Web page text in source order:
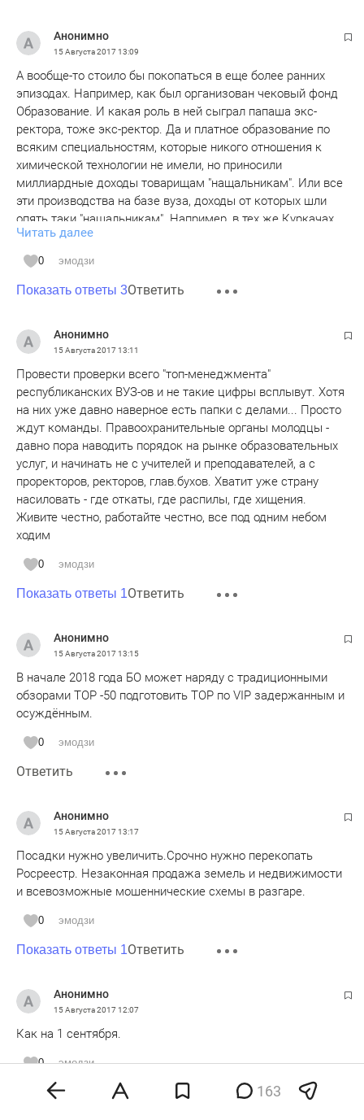
Анонимно
15 Августа 201713:09
А вообще-то стоило бы покопаться в еще более ранних
эпизодах. Например, как был организован чековый фонд
Образование. И какая роль в ней сыграл папаша экс-
ректора, тоже экс-ректор. Да и платное образование по
всяким специальностям, которые никого отношения к
химической технологии не имели, но приносили
миллиардные доходы товарищам "нащальникам". Или все
эти производства на базе вуза, доходы от которых шли
опять таки "нащальникам". Например, в тех же Куркачах.
Кстати, интересно было бы узнать и про то, как там
проходила сделка с Муратом Сиразиным. Он ведь там
чего то загнал, или не прав? И что там сейчас производят,
и кто делит деньги? И т.д. Много там чего есть.
Читать далее
0 эмодзи
Показать ответы 3Ответить
Анонимно
15 Августа 201713:11
Провести проверки всего "топ-менеджмента"
республиканских ВУЗ-ов и не такие цифры всплывут. Хотя
на них уже давно наверное есть папки с делами... Просто
ждут команды. Правоохранительные органы молодцы -
давно пора наводить порядок на рынке образовательных
услуг, и начинать не с учителей и преподавателей, а с
проректоров, ректоров, глав.бухов. Хватит уже страну
насиловать - где откаты, где распилы, где хищения.
Живите честно, работайте честно, все под одним небом
ходим
0 эмодзи
Показать ответы 1Ответить
Анонимно
15 Августа 201713:15
В начале 2018 года БО может наряду с традиционными
обзорами TOP -50 подготовить TOP по VIP задержанным и
осуждённым.
0 эмодзи
Ответить
Анонимно
15 Августа 201713:17
Посадки нужно увеличить.Срочно нужно перекопать
Росреестр. Незаконная продажа земель и недвижимости
и всевозможные мошеннические схемы в разгаре.
0 эмодзи
Показать ответы 1Ответить
Анонимно
15 Августа 201712:07
Как на 1 сентября.
0 эмодзи
Ответить 163